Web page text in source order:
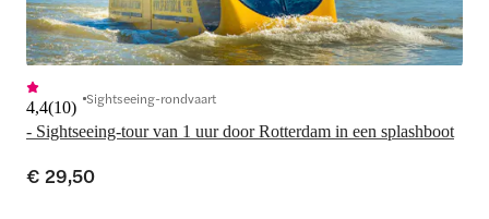
- Sightseeing-tour van 1 uur door Rotterdam in een splashboot
4,4(10) Sightseeing-rondvaart
€ 29,50